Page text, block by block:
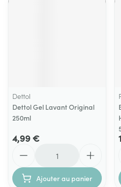
Dettol
Dettol Gel Lavant Original
250ml
4,99 €
Ajouter au panier